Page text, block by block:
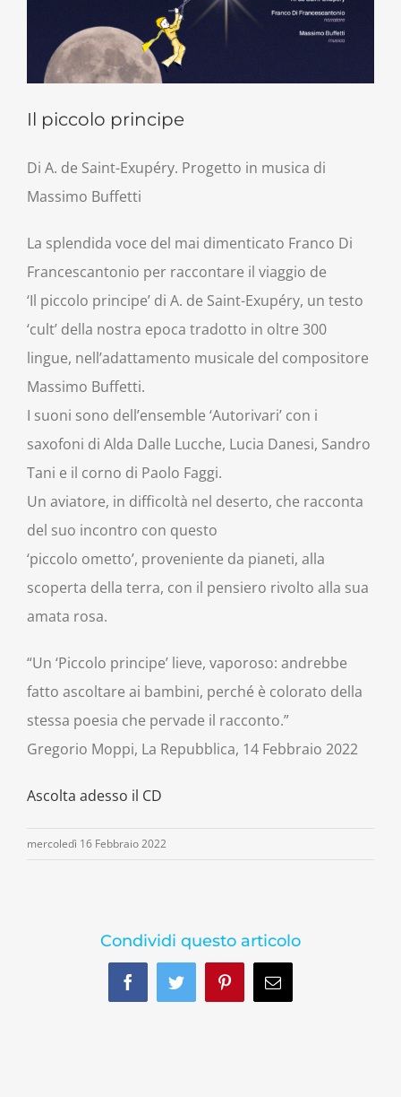
Il piccolo principe
Di A. de Saint-Exupéry. Progetto in musica di
Massimo Buffetti
La splendida voce del mai dimenticato Franco Di
Francescantonio per raccontare il viaggio de
‘Il piccolo principe’ di A. de Saint-Exupéry, un testo
‘cult’ della nostra epoca tradotto in oltre 300
lingue, nell’adattamento musicale del compositore
Massimo Buffetti.
I suoni sono dell’ensemble ‘Autorivari’ con i
saxofoni di Alda Dalle Lucche, Lucia Danesi, Sandro
Tani e il corno di Paolo Faggi.
Un aviatore, in difficoltà nel deserto, che racconta
del suo incontro con questo
‘piccolo ometto’, proveniente da pianeti, alla
scoperta della terra, con il pensiero rivolto alla sua
amata rosa.
“Un ‘Piccolo principe’ lieve, vaporoso: andrebbe
fatto ascoltare ai bambini, perché è colorato della
stessa poesia che pervade il racconto.”
Gregorio Moppi, La Repubblica, 14 Febbraio 2022
Ascolta adesso il CD
mercoledì 16 Febbraio 2022
Condividi questo articolo
FacebookTwitterPinterestEmail